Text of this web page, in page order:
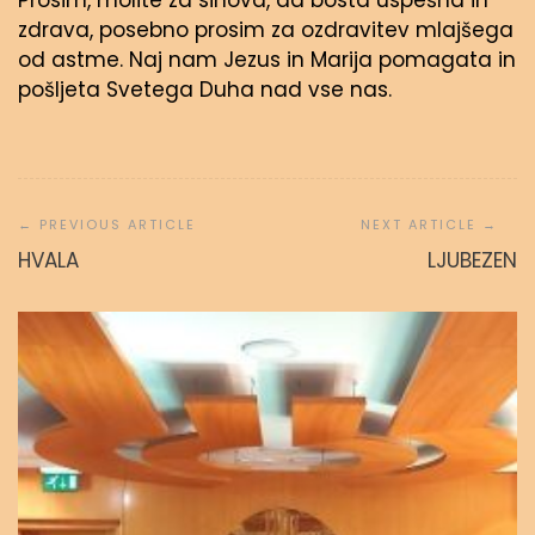
zdrava, posebno prosim za ozdravitev mlajšega
od astme. Naj nam Jezus in Marija pomagata in
pošljeta Svetega Duha nad vse nas.
prispevka
HVALA LJUBEZEN